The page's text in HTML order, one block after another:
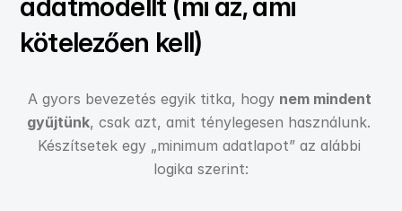
adatmodellt (mi az, ami
kötelezően kell)
A gyors bevezetés egyik titka, hogy nem mindent
gyűjtünk, csak azt, amit ténylegesen használunk.
Készítsetek egy „minimum adatlapot” az alábbi
logika szerint: